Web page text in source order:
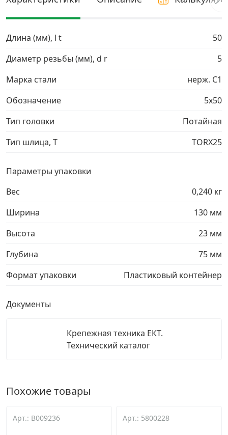
Грузовой крепеж
Кронштейны и крюки хозяйственные ›
Электро и бензоинструмент, оборудование›
Нержавеющий крепеж
Перфорированный крепеж ›
Длина (мм), l t
50
Диаметр резьбы (мм), d r
5
Марка стали
нерж. C1
Обозначение
5х50
Тип головки
Потайная
Тип шлица, T
TORX25
Параметры упаковки
Вес
0,240 кг
Ширина
130 мм
Высота
23 мм
Глубина
75 мм
Формат упаковки
Пластиковый контейнер
Документы
Крепежная техника ЕКТ.
Технический каталог
Похожие товары
Арт.: B009236 Арт.: 5800228